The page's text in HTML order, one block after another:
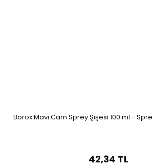
Borox Mavi Cam Sprey Şişesi 100 ml -
42,34 TL